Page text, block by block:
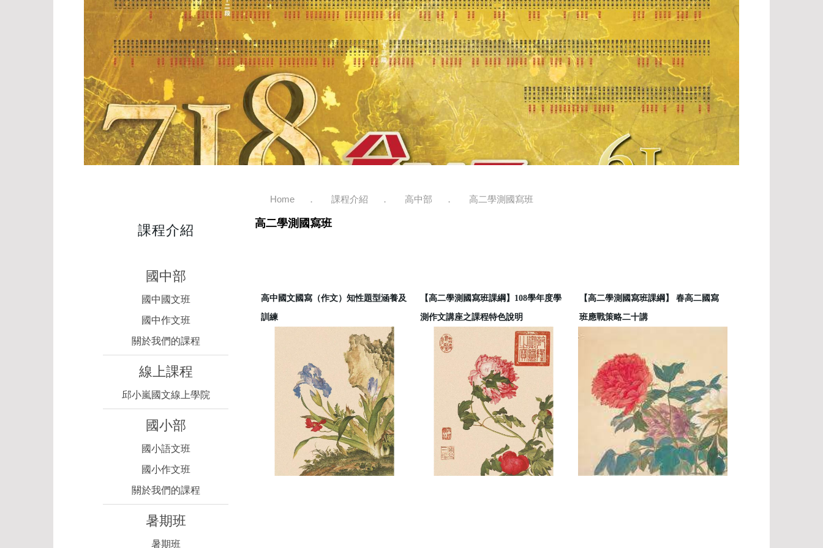
課程介紹
國中部
國中國文班
國中作文班
關於我們的課程
線上課程
邱小嵐國文線上學院
國小部
國小語文班
國小作文班
關於我們的課程
暑期班
暑期班
Home 課程介紹 高中部 高二學測國寫班
高二學測國寫班
高中國文國寫（作文）知性題型涵養及
訓練
【高二學測國寫班課綱】108學年度學
測作文講座之課程特色說明
【高二學測國寫班課綱】 春高二國寫
班應戰策略二十講